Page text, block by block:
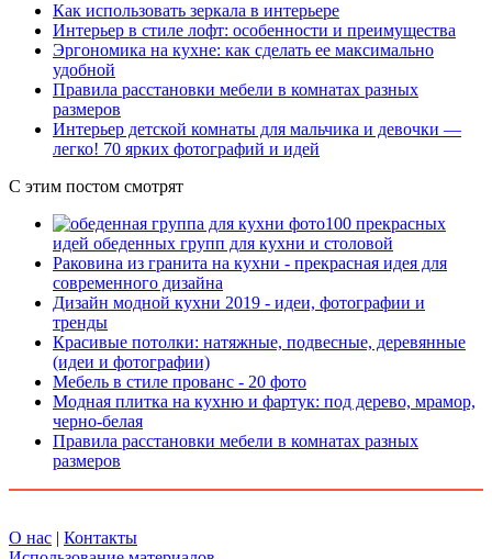
Как использовать зеркала в интерьере
Интерьер в стиле лофт: особенности и преимущества
Эргономика на кухне: как сделать ее максимально
удобной
Правила расстановки мебели в комнатах разных
размеров
Интерьер детской комнаты для мальчика и девочки —
легко! 70 ярких фотографий и идей
С этим постом смотрят
100 прекрасных
идей обеденных групп для кухни и столовой
Раковина из гранита на кухни - прекрасная идея для
современного дизайна
Дизайн модной кухни 2019 - идеи, фотографии и
тренды
Красивые потолки: натяжные, подвесные, деревянные
(идеи и фотографии)
Мебель в стиле прованс - 20 фото
Модная плитка на кухню и фартук: под дерево, мрамор,
черно-белая
Правила расстановки мебели в комнатах разных
размеров
О нас | Контакты